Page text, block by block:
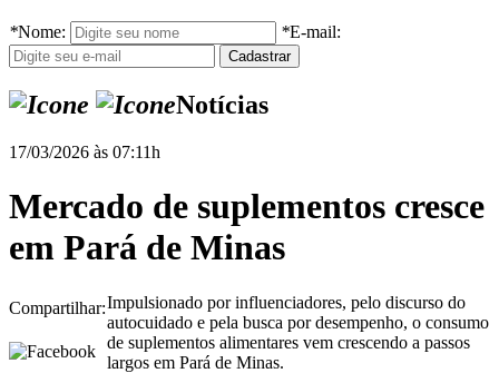
*Nome: *E-mail:
Notícias
17/03/2026 às 07:11h
Mercado de suplementos cresce
em Pará de Minas
Compartilhar:Impulsionado por influenciadores, pelo discurso do
autocuidado e pela busca por desempenho, o consumo
de suplementos alimentares vem crescendo a passos
largos em Pará de Minas.